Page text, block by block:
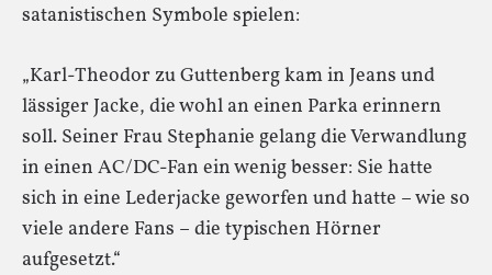
satanistischen Symbole spielen:
„Karl-Theodor zu Guttenberg kam in Jeans und
lässiger Jacke, die wohl an einen Parka erinnern
soll. Seiner Frau Stephanie gelang die Verwandlung
in einen AC/DC-Fan ein wenig besser: Sie hatte
sich in eine Lederjacke geworfen und hatte – wie so
viele andere Fans – die typischen Hörner
aufgesetzt.“